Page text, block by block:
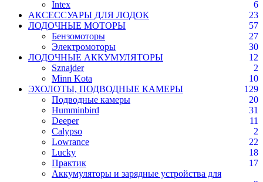
Intex
6
АКСЕССУАРЫ ДЛЯ ЛОДОК
23
ЛОДОЧНЫЕ МОТОРЫ
57
Бензомоторы
27
Электромоторы
30
ЛОДОЧНЫЕ АККУМУЛЯТОРЫ
12
Sznajder
2
Minn Kota
10
ЭХОЛОТЫ, ПОДВОДНЫЕ КАМЕРЫ
129
Подводные камеры
20
Humminbird
31
Deeper
11
Calypso
2
Lowrance
22
Lucky
18
Практик
17
Аккумуляторы и зарядные устройства для